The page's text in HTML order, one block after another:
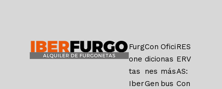
Furg
one
tas
Iber
Con
dicio
nes
Gen
Ofici
nas
más
bus
RES
ERV
AS:
Con